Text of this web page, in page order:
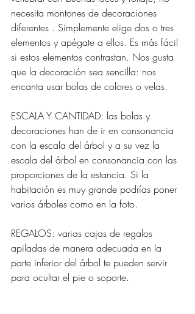
necesita montones de decoraciones
diferentes . Simplemente elige dos o tres
elementos y apégate a ellos. Es más fácil
si estos elementos contrastan. Nos gusta
que la decoración sea sencilla: nos
encanta usar bolas de colores o velas.
ESCALA Y CANTIDAD: las bolas y
decoraciones han de ir en consonancia
con la escala del árbol y a su vez la
escala del árbol en consonancia con las
proporciones de la estancia. Si la
habitación es muy grande podrías poner
varios árboles como en la foto.
REGALOS: varias cajas de regalos
apiladas de manera adecuada en la
parte inferior del árbol te pueden servir
para ocultar el pie o soporte.